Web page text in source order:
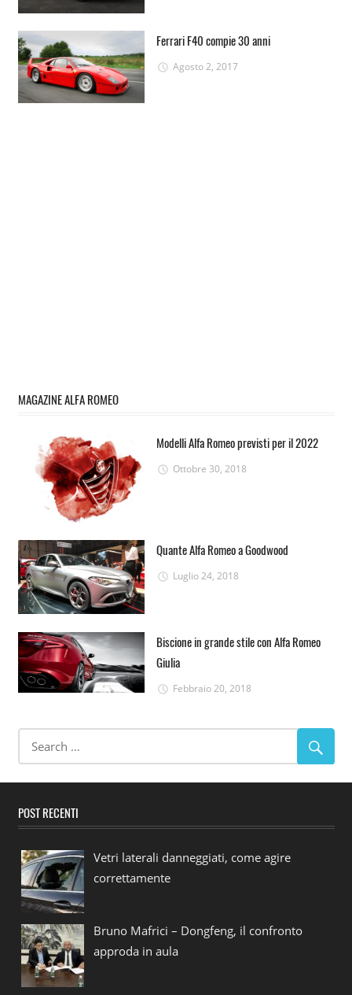
Ferrari F40 compie 30 anni
Agosto 2, 2017
MAGAZINE ALFA ROMEO
Modelli Alfa Romeo previsti per il 2022
Ottobre 30, 2018
Quante Alfa Romeo a Goodwood
Luglio 24, 2018
Biscione in grande stile con Alfa Romeo
Giulia
Febbraio 20, 2018
POST RECENTI
Vetri laterali danneggiati, come agire
correttamente
Bruno Mafrici – Dongfeng, il confronto
approda in aula